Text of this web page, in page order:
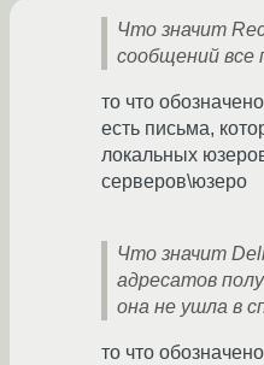
Что значит
сообщений все
то что
есть письма,
локальных
серверов\юзеро
Что значит
адресатов
она не ушла в
то что